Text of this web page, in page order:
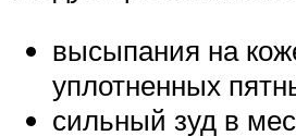
высыпания на
уплотненных
сильный зуд в